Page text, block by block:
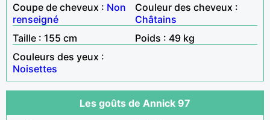
Coupe de cheveux : Non
renseigné
Couleur des cheveux :
Châtains
Taille : 155 cm
Poids : 49 kg
Couleurs des yeux :
Noisettes
Les goûts de Annick 97